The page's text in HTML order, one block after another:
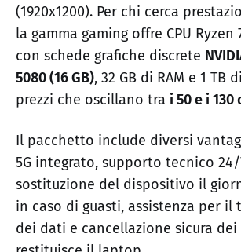
(1920x1200). Per chi cerca
la gamma gaming offre CPU Ryzen
con schede grafiche discrete
5080 (16 GB), 32 GB di RAM e 1 TB
prezzi che oscillano tra i 50 e i
Il pacchetto include diversi
5G integrato, supporto tecnico 24/
sostituzione del dispositivo il
in caso di guasti, assistenza per il
dei dati e cancellazione sicura